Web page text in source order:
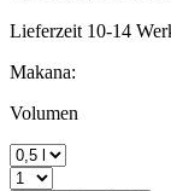
Lieferzeit 10-14
Makana:
Volumen